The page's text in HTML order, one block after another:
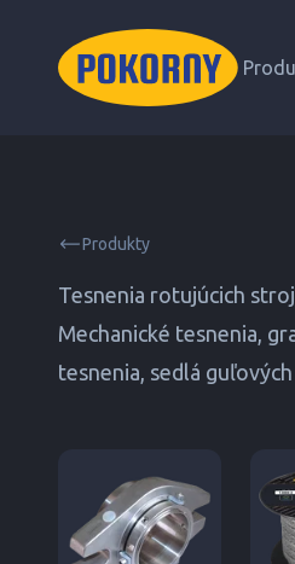
Produkty
Tesnenia rotujúcich
Mechanické tesnenia,
tesnenia, sedlá